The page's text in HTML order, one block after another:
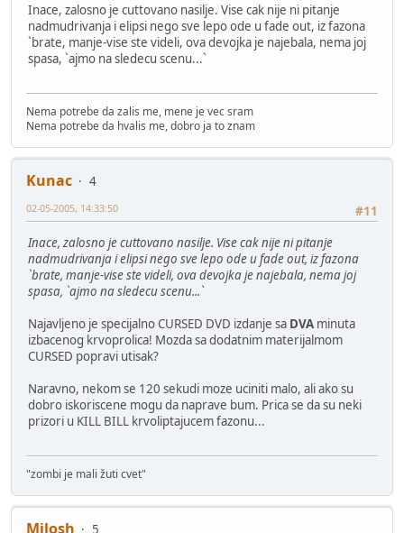
Inace, zalosno je cuttovano nasilje. Vise cak nije ni pitanje
nadmudrivanja i elipsi nego sve lepo ode u fade out, iz fazona
`brate, manje-vise ste videli, ova devojka je najebala, nema joj
spasa, `ajmo na sledecu scenu...`
Nema potrebe da zalis me, mene je vec sram
Nema potrebe da hvalis me, dobro ja to znam
Kunac
4
#11
02-05-2005, 14:33:50
Inace, zalosno je cuttovano nasilje. Vise cak nije ni pitanje
nadmudrivanja i elipsi nego sve lepo ode u fade out, iz fazona
`brate, manje-vise ste videli, ova devojka je najebala, nema joj
spasa, `ajmo na sledecu scenu...`
Najavljeno je specijalno CURSED DVD izdanje sa DVA minuta
izbacenog krvoprolica! Mozda sa dodatnim materijalmom
CURSED popravi utisak?
Naravno, nekom se 120 sekudi moze uciniti malo, ali ako su
dobro iskoriscene mogu da naprave bum. Prica se da su neki
prizori u KILL BILL krvoliptajucem fazonu...
"zombi je mali žuti cvet"
Milosh 5